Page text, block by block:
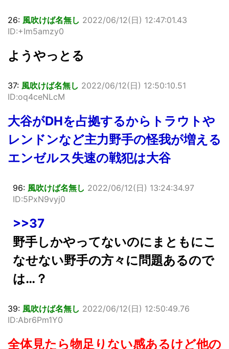
26: 風吹けば名無し 2022/06/12(日) 12:47:01.43
ID:+Im5amzy0
ようやっとる
37: 風吹けば名無し 2022/06/12(日) 12:50:10.51
ID:oq4ceNLcM
大谷がDHを占拠するからトラウトや
レンドンなど主力野手の怪我が増える
エンゼルス失速の戦犯は大谷
96: 風吹けば名無し 2022/06/12(日) 13:24:34.97
ID:5PxN9vyj0
>>37
野手しかやってないのにまともにこ
なせない野手の方々に問題あるので
は…？
39: 風吹けば名無し 2022/06/12(日) 12:50:49.76
ID:Abr6Pm1Y0
全体見たら物足りない感あるけど他の